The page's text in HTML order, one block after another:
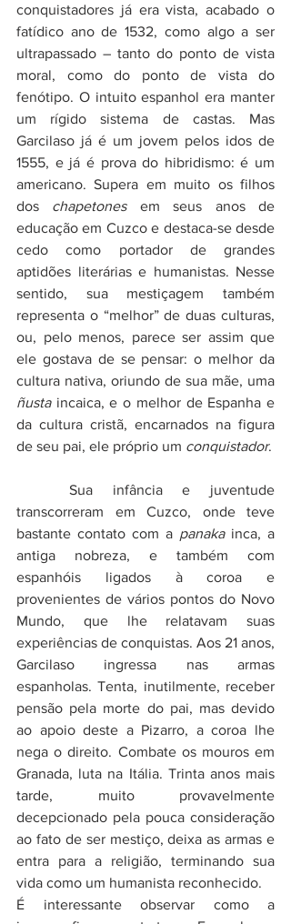
conquistadores já era vista, acabado o
fatídico ano de 1532, como algo a ser
ultrapassado – tanto do ponto de vista
moral, como do ponto de vista do
fenótipo. O intuito espanhol era manter
um rígido sistema de castas. Mas
Garcilaso já é um jovem pelos idos de
1555, e já é prova do hibridismo: é um
americano. Supera em muito os filhos
dos chapetones em seus anos de
educação em Cuzco e destaca-se desde
cedo como portador de grandes
aptidões literárias e humanistas. Nesse
sentido, sua mestiçagem também
representa o “melhor” de duas culturas,
ou, pelo menos, parece ser assim que
ele gostava de se pensar: o melhor da
ñusta incaica, e o melhor de Espanha e
da cultura cristã, encarnados na figura
de seu pai, ele próprio um conquistador.
transcorreram em Cuzco, onde teve
bastante contato com a panaka inca, a
antiga nobreza, e também com
espanhóis ligados à coroa e
provenientes de vários pontos do Novo
Mundo, que lhe relatavam suas
experiências de conquistas. Aos 21 anos,
Garcilaso ingressa nas armas
espanholas. Tenta, inutilmente, receber
pensão pela morte do pai, mas devido
ao apoio deste a Pizarro, a coroa lhe
nega o direito. Combate os mouros em
Granada, luta na Itália. Trinta anos mais
tarde, muito provavelmente
decepcionado pela pouca consideração
ao fato de ser mestiço, deixa as armas e
entra para a religião, terminando sua
vida como um humanista reconhecido.
É interessante observar como a